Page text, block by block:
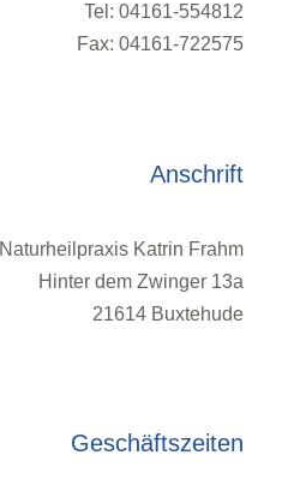
Tel: 04161-554812
Fax: 04161-722575
Anschrift
Naturheilpraxis Katrin Frahm
Hinter dem Zwinger 13a
21614 Buxtehude
Geschäftszeiten